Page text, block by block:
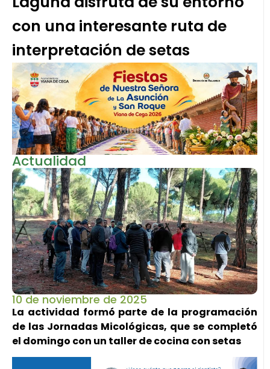
con una interesante ruta de
interpretación de setas
Actualidad
10 de noviembre de 2025
La actividad formó parte de la programación
de las Jornadas Micológicas, que se completó
el domingo con un taller de cocina con setas